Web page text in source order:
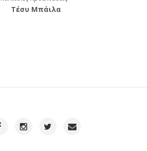
Τέσυ Μπάιλα